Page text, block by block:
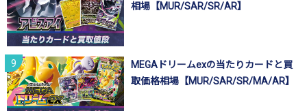
相場【MUR/SAR/SR/AR】
MEGAドリームexの当たりカードと買
取価格相場【MUR/SAR/SR/MA/AR】